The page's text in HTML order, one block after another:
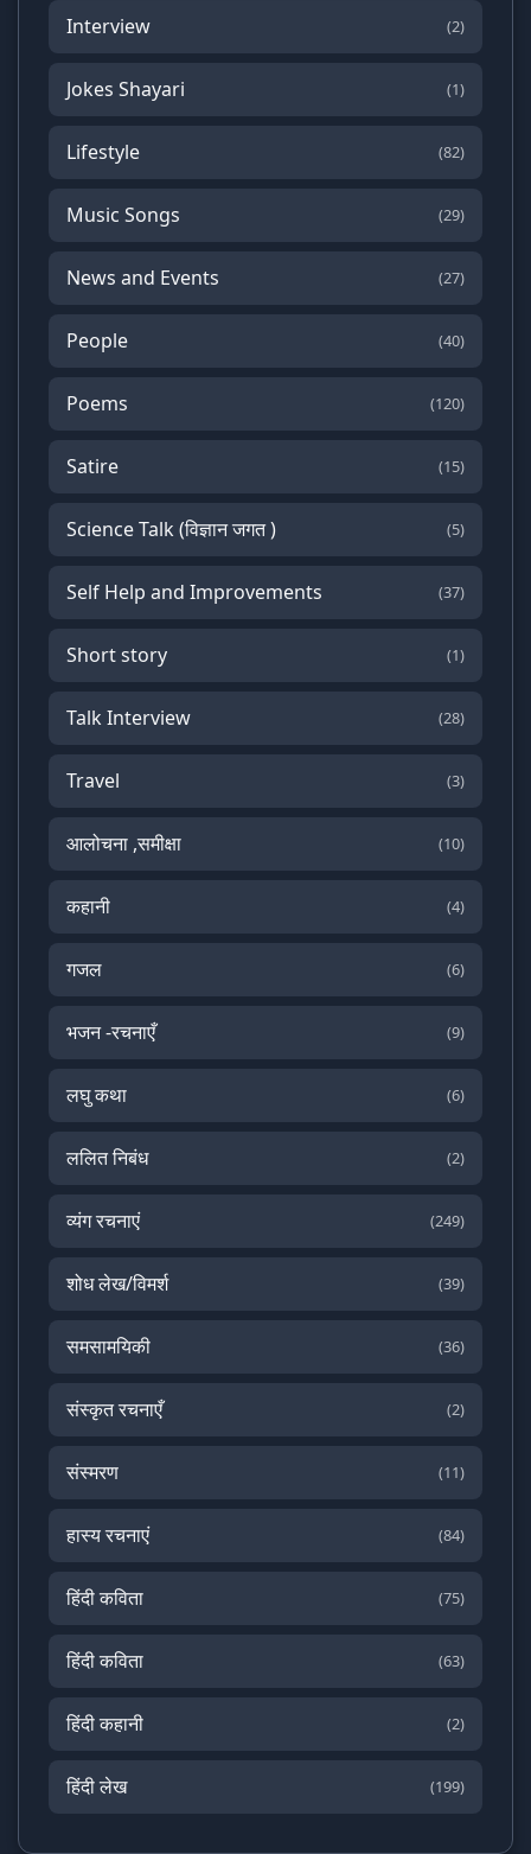
Interview (2)
Jokes Shayari (1)
Lifestyle (82)
Music Songs (29)
News and Events (27)
People (40)
Poems (120)
Satire (15)
Science Talk (विज्ञान जगत ) (5)
Self Help and Improvements (37)
Short story (1)
Talk Interview (28)
Travel (3)
आलोचना ,समीक्षा (10)
कहानी (4)
गजल (6)
भजन -रचनाएँ (9)
लघु कथा (6)
ललित निबंध (2)
व्यंग रचनाएं (249)
शोध लेख/विमर्श (39)
समसामयिकी (36)
संस्कृत रचनाएँ (2)
संस्मरण (11)
हास्य रचनाएं (84)
हिंदी कविता (75)
हिंदी कविता (63)
हिंदी कहानी (2)
हिंदी लेख (199)